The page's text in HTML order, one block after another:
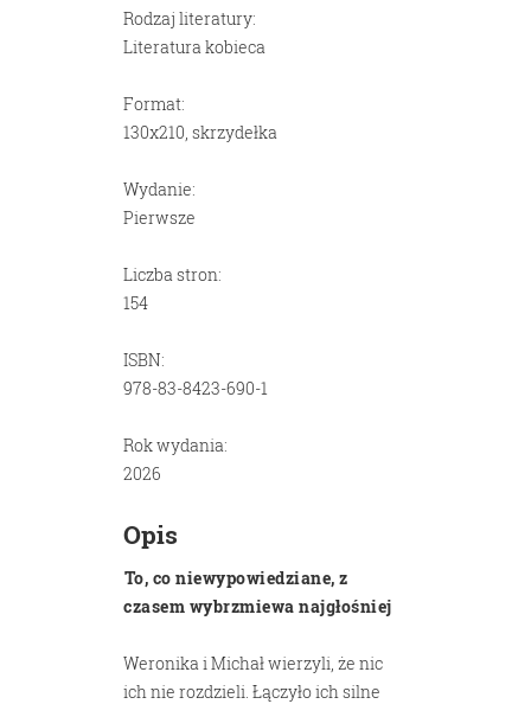
Rodzaj literatury:
Literatura kobieca
Format:
130x210, skrzydełka
Wydanie:
Pierwsze
Liczba stron:
154
ISBN:
978-83-8423-690-1
Rok wydania:
2026
Opis
To, co niewypowiedziane, z
czasem wybrzmiewa najgłośniej
Weronika i Michał wierzyli, że nic
ich nie rozdzieli. Łączyło ich silne